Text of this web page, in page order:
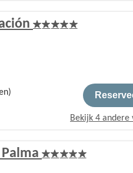
Bekijk 4